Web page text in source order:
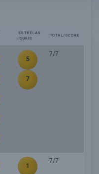
ESTRELAS
IGUAIS
TOTAL/SCORE
5
7
7/7
1
7/7